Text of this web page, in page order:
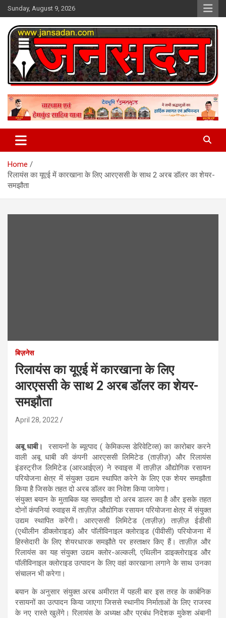
Skip
to
content
Sunday, August 9, 2026
Jan Sadan
Home
रिलायंस का यूएई में कारखाना के लिए आरएससी के साथ 2 अरब डॉलर का शेयर-
समझौता
बिज़नेस
रिलायंस का यूएई में कारखाना के लिए
आरएससी के साथ 2 अरब डॉलर का शेयर-
समझौता
April 28, 2022
अबू धाबी।
रसायनों के ब्यूत्पाद ( केमिकल्स डेरिवेटिव्स) का कारोबार करने
वाली अबू धाबी की कंपनी आरएससी लिमिटेड (ताज़ीज़) और रिलायंस
इंडस्ट्रीज लिमिटेड (आरआईएल) ने रुवाइस में ताज़ीज़ औद्योगिक रसायन
परियोजना क्षेत्र में संयुक्त उद्यम स्थापित करेने के लिए एक शेयर समझौता
किया है जिसके तहत दो अरब डॉलर का निवेश किया जायेगा।
संयुक्त बयान के मुताबिक यह समझौता दो अरब डालर का है और इसके तहत
दोनों कंपनियां रुवाइस में ताज़ीज़ औद्योगिक रसायन परियोजना क्षेत्र में संयुक्त
उद्यम स्थापित करेंगी। आरएससी लिमिटेड (ताज़ीज़) ताज़ीज़ ईडीसी
(एथीलीन डीक्लोराइड) और पॉलीविनाइल क्लोराइड (पीवीसी) परियोजना में
हिस्सेदारी के लिए शेयरधारक समझौते पर हस्ताक्षर किए हैं। ताज़ीज़ और
रिलायंस का यह संयुक्त उद्यम क्लोर-अल्कली, एथिलीन डाइक्लोराइड और
पॉलीविनाइल क्लोराइड उत्पादन के लिए वहां कारखाना लगाने के साथ उनका
संचालन भी करेगा।
बयान के अनुसार संयुक्त अरब अमीरात में पहली बार इस तरह के कार्बनिक
रसायनों का उत्पादन किया जाएगा जिससे स्थानीय निर्माताओं के लिए राजस्व
के नए रास्ते खुलेंगे। रिलायंस के अध्यक्ष और प्रबंध निदेशक मुकेश अंबानी